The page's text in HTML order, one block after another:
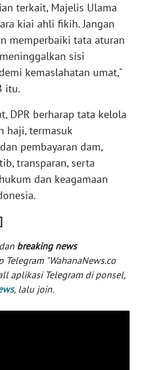
terkait, Majelis Ulama
kiai ahli fikih. Jangan
memperbaiki tata aturan
sisi
kemaslahatan umat,"
itu.
DPR berharap tata kelola
haji, termasuk
pembayaran dam,
transparan, serta
dan keagamaan
breaking news
Telegram "WahanaNews.co
aplikasi Telegram di ponsel,
, lalu join.